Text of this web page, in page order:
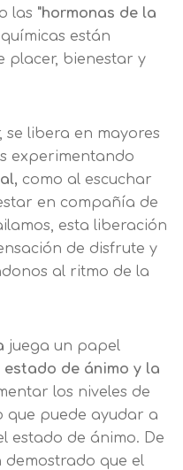
las "hormonas de la
están
placer, bienestar y
se libera en mayores
experimentando
como al escuchar
en compañía de
esta liberación
de disfrute y
al ritmo de la
juega un papel
de ánimo y la
los niveles de
que puede ayudar a
estado de ánimo. De
demostrado que el